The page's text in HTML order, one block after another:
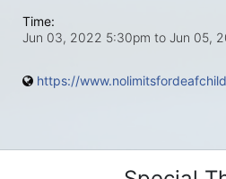
Time:
Jun 03, 2022 5:30pm to Jun 05,
https://